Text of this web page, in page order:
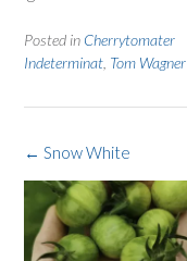
Posted in Cherrytomater
Indeterminat Tom Wagner
Post
← Snow White